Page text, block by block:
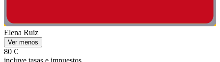
Elena Ruiz
Ver menos
80 €